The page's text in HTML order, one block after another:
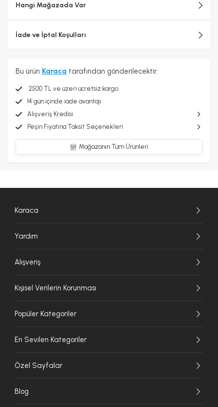
Hangi Mağazada Var
İade ve İptal Koşulları
Bu ürün Karaca tarafından gönderilecektir.
2500 TL ve üzeri ücretsiz kargo
14 gün içinde iade avantajı
Alışveriş Kredisi
Peşin Fiyatına Taksit Seçenekleri
Mağazanın Tüm Ürünleri
Karaca
Yardım
Alışveriş
Kişisel Verilerin Korunması
Popüler Kategoriler
En Sevilen Kategoriler
Özel Sayfalar
Blog